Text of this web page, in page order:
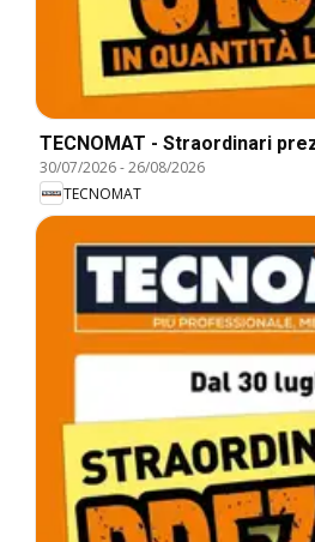
TECNOMAT - Straordinari
30/07/2026-26/08/2026
TECNOMAT